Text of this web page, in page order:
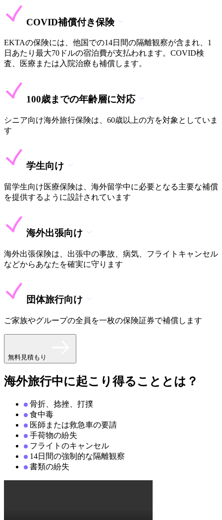
COVID補償付き保険
EKTAの保険には、他国での14日間の隔離観察が含まれ、1
日あたり最大70ドルの宿泊費が支払われます。COVID検
査、医療または入院治療も補償します。
100歳までの年齢層に対応
シニア向け海外旅行保険は、60歳以上の方を対象としていま
す
学生向け
留学生向け医療保険は、海外留学中に必要となる主要な補償
を提供するように設計されています
海外出張向け
海外出張保険は、出張中の事故、病気、フライトキャンセル
などからあなたを確実に守ります
団体旅行向け
ご家族やグループの全員を一枚の保険証券で補償します
無料見積もり
海外旅行中に起こり得ることとは？
骨折、捻挫、打撲
食中毒
医師または救急車の要請
手荷物の紛失
フライトのキャンセル
14日間の強制的な隔離観察
書類の紛失